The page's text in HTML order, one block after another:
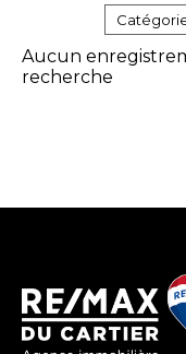
Aucun
recherche